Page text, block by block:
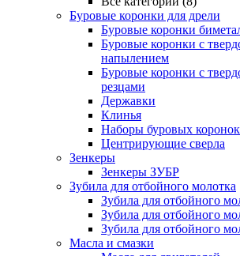
Буровые коронки для дрели
Буровые коронки
Буровые коронки с
напылением
Буровые коронки с
резцами
Державки
Клинья
Наборы буровых коронок
Центрирующие сверла
Зенкеры
Зенкеры ЗУБР
Зубила для отбойного молотка
Зубила для отбойного
Зубила для отбойного
Зубила для отбойного
Масла и смазки